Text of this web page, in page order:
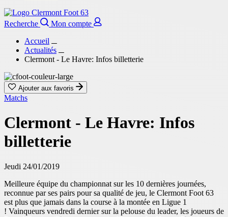
Recherche
Mon compte
Accueil
Actualités
Clermont - Le Havre: Infos billetterie
Ajouter aux favoris
Matchs
Clermont - Le Havre: Infos
billetterie
Jeudi 24/01/2019
Meilleure équipe du championnat sur les 10 dernières journées,
reconnue par ses pairs pour sa qualité de jeu, le Clermont Foot 63
est plus que jamais dans la course à la montée en Ligue 1
! Vainqueurs vendredi dernier sur la pelouse du leader, les joueurs de